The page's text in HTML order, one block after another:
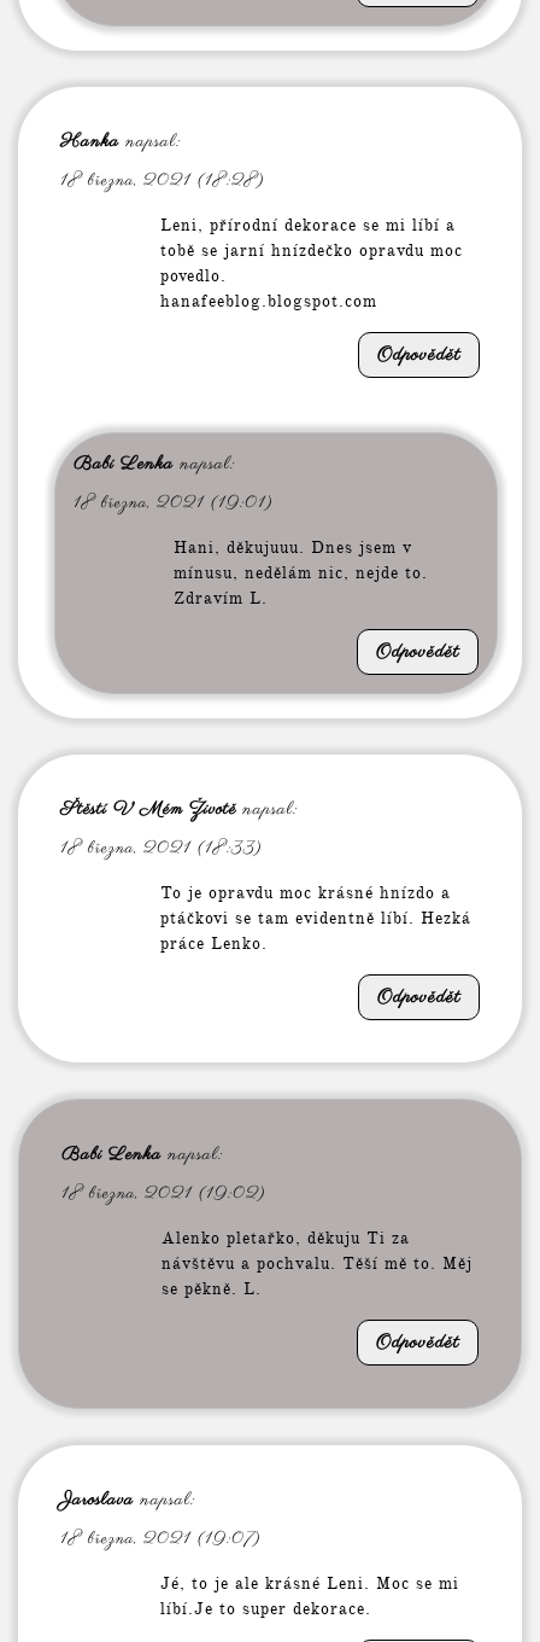
Hanka napsal:
18 března, 2021 (18:28)
Leni, přírodní dekorace se mi líbí a
tobě se jarní hnízdečko opravdu moc
povedlo.
hanafeeblog.blogspot.com
Odpovědět
Babi Lenka napsal:
18 března, 2021 (19:01)
Hani, děkujuuu. Dnes jsem v
mínusu, nedělám nic, nejde to.
Zdravím L.
Odpovědět
Štěstí V Mém Životě napsal:
18 března, 2021 (18:33)
To je opravdu moc krásné hnízdo a
ptáčkovi se tam evidentně líbí. Hezká
práce Lenko.
Odpovědět
Babi Lenka napsal:
18 března, 2021 (19:02)
Alenko pletařko, děkuju Ti za
návštěvu a pochvalu. Těší mě to. Měj
se pěkně. L.
Odpovědět
Jaroslava napsal:
18 března, 2021 (19:07)
Jé, to je ale krásné Leni. Moc se mi
líbí.Je to super dekorace.